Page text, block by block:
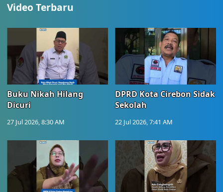
Video Terbaru
Buku Nikah Hilang
Dicuri
27 Jul 2026, 8:30 AM
DPRD Kota Cirebon Sidak
Sekolah
22 Jul 2026, 7:41 AM